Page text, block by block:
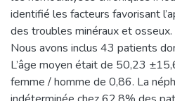
identifié les facteurs favorisant
des troubles minéraux et osseux.
Nous avons inclus 43 patients
L’âge moyen était de 50,23
femme / homme de 0,86. La